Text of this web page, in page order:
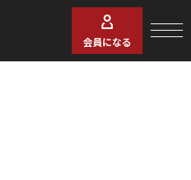
会員になる